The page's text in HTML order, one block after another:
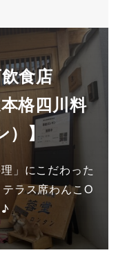
食店
格四川料
）】
」にこだわった
ラス席わんこO